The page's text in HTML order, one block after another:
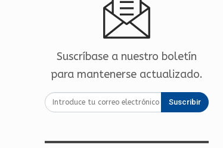
Suscríbase a nuestro boletín
para mantenerse actualizado.
Suscribir